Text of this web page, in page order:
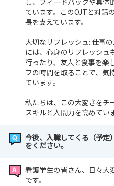
ています。このOJTと対話
長を支えています。
大切なリフレッシュ: 仕事
には、心身のリフレッシュ
行ったり、友人と食事を楽
フの時間を取ることで、気
ています。
私たちは、この大変さをチ
スキルと人間力を高めてい
今後、入職してくる（予定
をください。
看護学生の皆さん、日々大
です。